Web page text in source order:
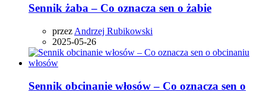
Sennik żaba – Co oznacza sen o żabie
przez Andrzej Rubikowski
2025-05-26
Sennik obcinanie włosów – Co oznacza sen o